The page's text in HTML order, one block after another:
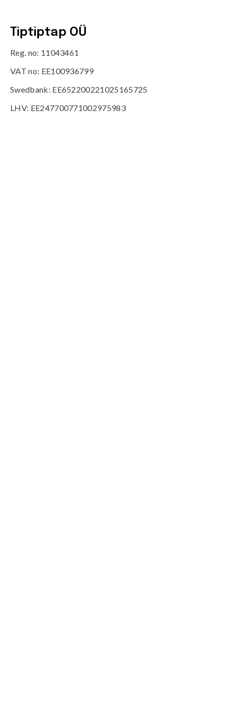
Tiptiptap OÜ
Reg. no: 11043461
VAT no: EE100936799
Swedbank: EE652200221025165725
LHV: EE247700771002975983